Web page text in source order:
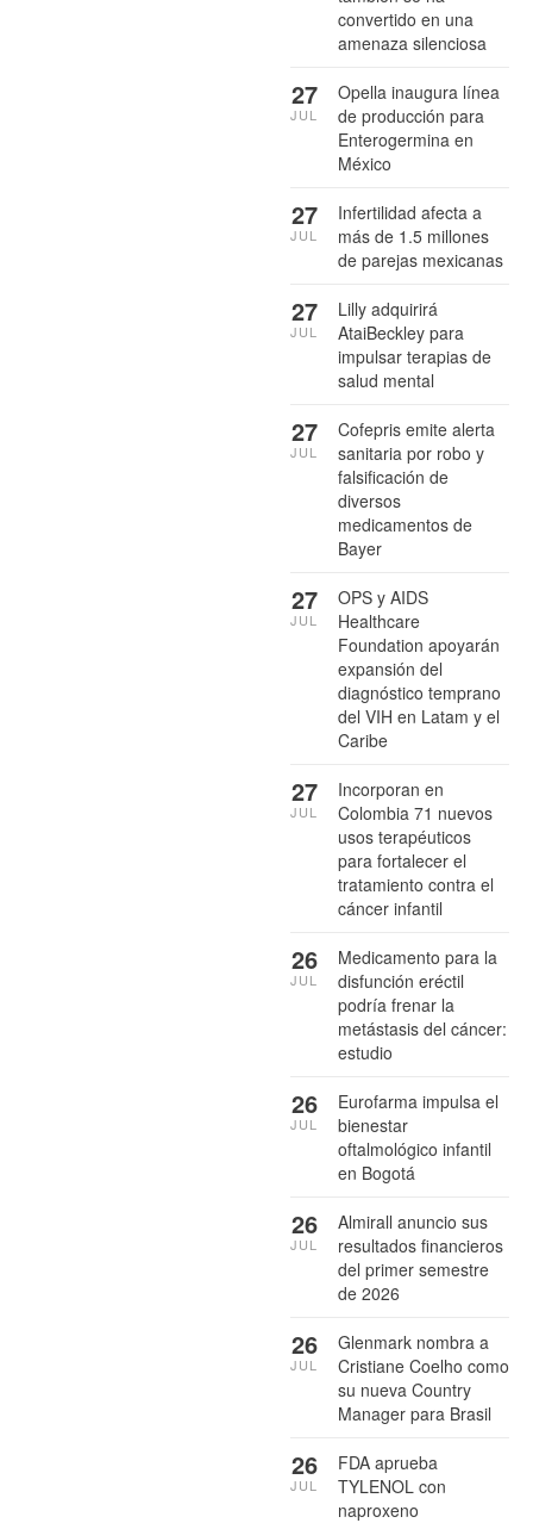
convertido en una
amenaza silenciosa
Opella inaugura línea
de producción para
Enterogermina en
México
27
JUL
Infertilidad afecta a
más de 1.5 millones
de parejas mexicanas
27
JUL
Lilly adquirirá
AtaiBeckley para
impulsar terapias de
salud mental
27
JUL
Cofepris emite alerta
sanitaria por robo y
falsificación de
diversos
medicamentos de
Bayer
27
JUL
OPS y AIDS
Healthcare
Foundation apoyarán
expansión del
diagnóstico temprano
del VIH en Latam y el
Caribe
27
JUL
Incorporan en
Colombia 71 nuevos
usos terapéuticos
para fortalecer el
tratamiento contra el
cáncer infantil
27
JUL
Medicamento para la
disfunción eréctil
podría frenar la
metástasis del cáncer:
estudio
26
JUL
Eurofarma impulsa el
bienestar
oftalmológico infantil
en Bogotá
26
JUL
Almirall anuncio sus
resultados financieros
del primer semestre
de 2026
26
JUL
Glenmark nombra a
Cristiane Coelho como
su nueva Country
Manager para Brasil
26
JUL
FDA aprueba
TYLENOL con
naproxeno
26
JUL